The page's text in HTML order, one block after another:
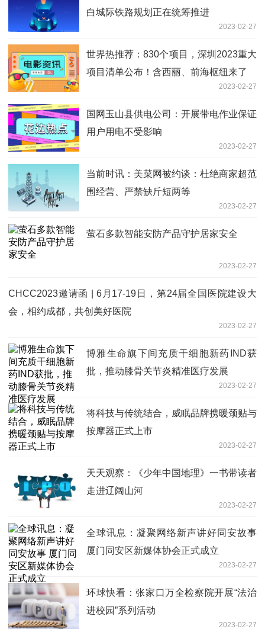
白城际铁路规划正在统筹推进
2023-02-27
世界热推荐：830个项目，深圳2023重大
项目清单公布！含西丽、前海枢纽来了
2023-02-27
国网玉山县供电公司：开展带电作业保证
用户用电不受影响
2023-02-27
当前时讯：美菜网被约谈：杜绝商家超范
围经营、严禁缺斤短两等
2023-02-27
萤石多款智能安防产品守护居家安全
2023-02-27
CHCC2023邀请函 | 6月17-19日，第24届全国医院建设大
会，相约成都，共创美好医院
2023-02-27
博雅生命旗下间充质干细胞新药IND获
批，推动膝骨关节炎精准医疗发展
2023-02-27
将科技与传统结合，威眠品牌携暖颈贴与
按摩器正式上市
2023-02-27
天天观察：《少年中国地理》一书带读者
走进辽阔山河
2023-02-27
全球讯息：凝聚网络新声讲好同安故事
厦门同安区新媒体协会正式成立
2023-02-27
环球快看：张家口万全检察院开展“法治
进校园”系列活动
2023-02-27